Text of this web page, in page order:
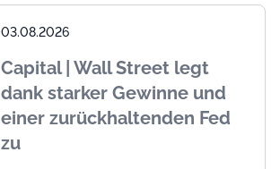
03.08.2026
Capital | Wall Street legt
dank starker Gewinne und
einer zurückhaltenden Fed
zu